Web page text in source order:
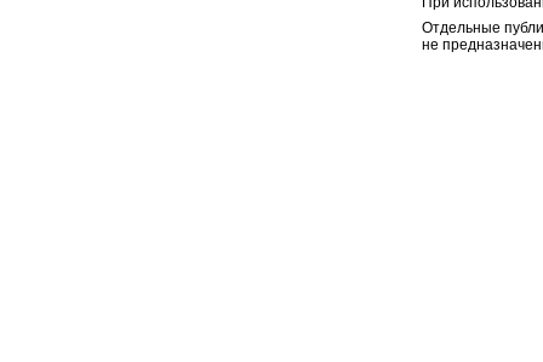
Отдельные
не